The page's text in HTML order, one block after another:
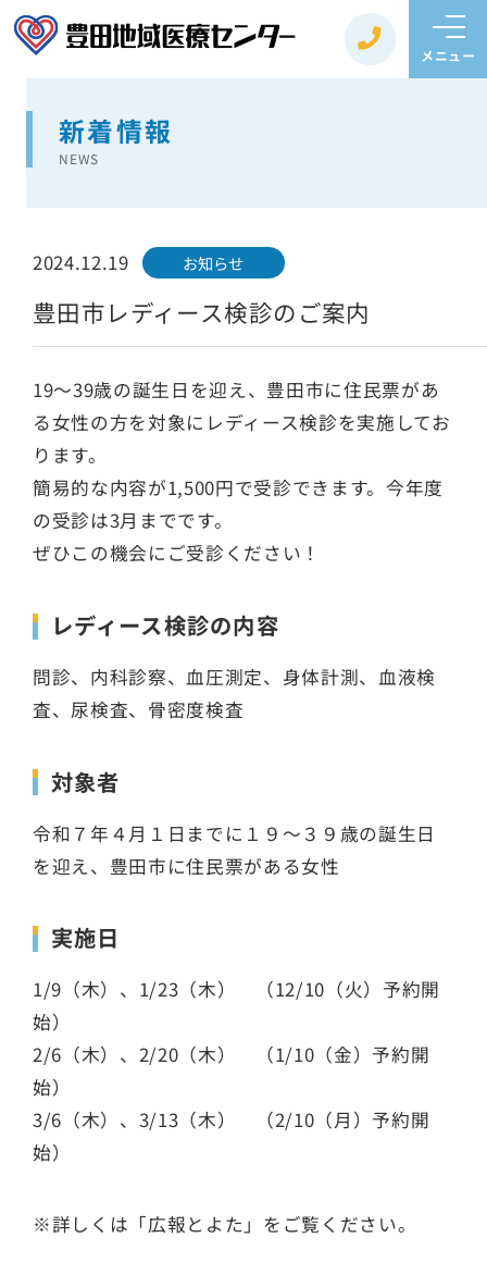
メニュー
新着情報
NEWS
2024.12.19 お知らせ
豊田市レディース検診のご案内
19～39歳の誕生日を迎え、豊田市に住民票があ
る女性の方を対象にレディース検診を実施してお
ります。
簡易的な内容が1,500円で受診できます。今年度
の受診は3月までです。
ぜひこの機会にご受診ください！
レディース検診の内容
問診、内科診察、血圧測定、身体計測、血液検
査、尿検査、骨密度検査
対象者
令和７年４月１日までに１９～３９歳の誕生日
を迎え、豊田市に住民票がある女性
実施日
1/9（木）、1/23（木） （12/10（火）予約開
始）
2/6（木）、2/20（木） （1/10（金）予約開
始）
3/6（木）、3/13（木） （2/10（月）予約開
始）
※詳しくは「広報とよた」をご覧ください。